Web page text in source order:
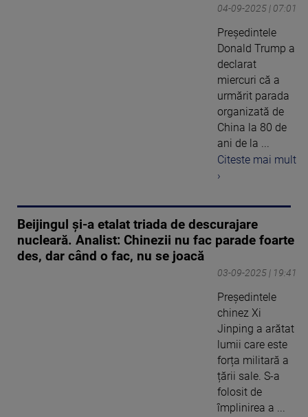
04-09-2025 | 07:01
Președintele
Donald Trump a
declarat
miercuri că a
urmărit parada
organizată de
China la 80 de
ani de la ...
Citeste mai mult
›
Beijingul și-a etalat triada de descurajare
nucleară. Analist: Chinezii nu fac parade foarte
des, dar când o fac, nu se joacă
03-09-2025 | 19:41
Președintele
chinez Xi
Jinping a arătat
lumii care este
forța militară a
țării sale. S-a
folosit de
împlinirea a ...